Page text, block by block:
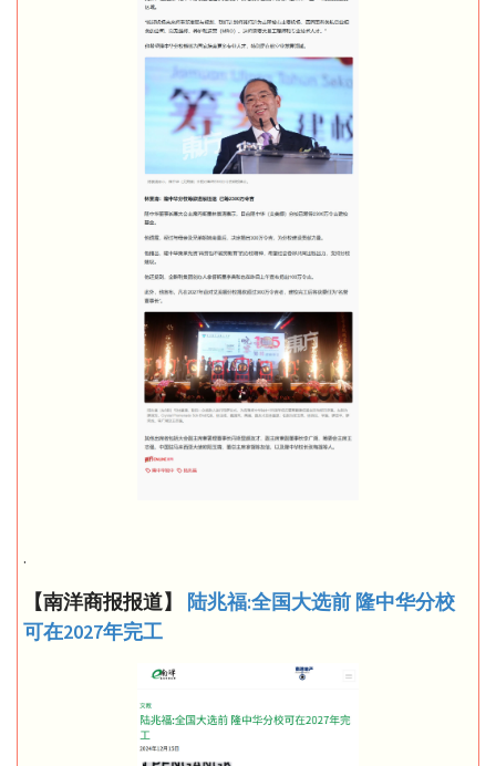
.
【南洋商报报道】 陆兆福:全国大选前 隆中华分校
可在2027年完工